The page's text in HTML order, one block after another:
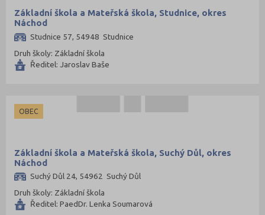
Základní škola a Mateřská škola, Studnice, okres
Náchod
Studnice 57, 54948 Studnice
Druh školy: Základní škola
Ředitel: Jaroslav Baše
OBEC
Základní škola a Mateřská škola, Suchý Důl, okres
Náchod
Suchý Důl 24, 54962 Suchý Důl
Druh školy: Základní škola
Ředitel: PaedDr. Lenka Soumarová